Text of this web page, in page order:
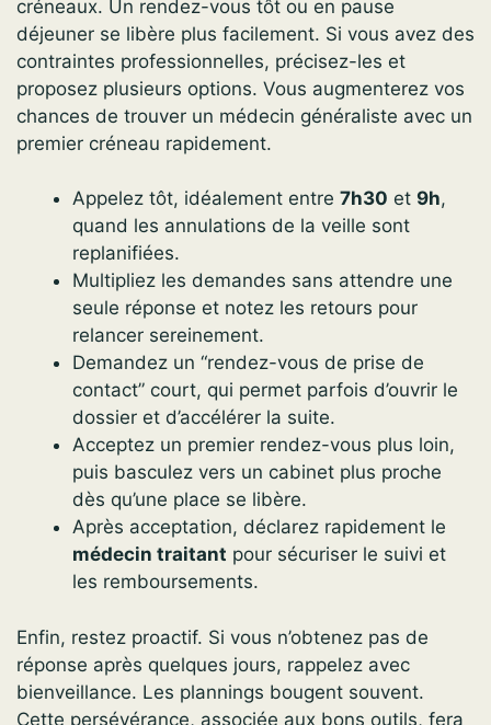
créneaux. Un rendez-vous tôt ou en pause
déjeuner se libère plus facilement. Si vous avez des
contraintes professionnelles, précisez-les et
proposez plusieurs options. Vous augmenterez vos
chances de trouver un médecin généraliste avec un
premier créneau rapidement.
Appelez tôt, idéalement entre 7h30 et 9h,
quand les annulations de la veille sont
replanifiées.
Multipliez les demandes sans attendre une
seule réponse et notez les retours pour
relancer sereinement.
Demandez un “rendez-vous de prise de
contact” court, qui permet parfois d’ouvrir le
dossier et d’accélérer la suite.
Acceptez un premier rendez-vous plus loin,
puis basculez vers un cabinet plus proche
dès qu’une place se libère.
Après acceptation, déclarez rapidement le
médecin traitant pour sécuriser le suivi et
les remboursements.
Enfin, restez proactif. Si vous n’obtenez pas de
réponse après quelques jours, rappelez avec
bienveillance. Les plannings bougent souvent.
Cette persévérance, associée aux bons outils, fera